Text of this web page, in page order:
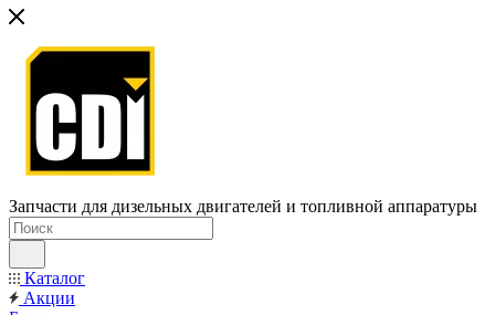
Запчасти для дизельных двигателей и топливной аппаратуры
Каталог
Акции